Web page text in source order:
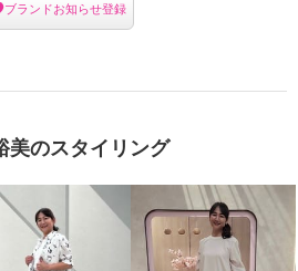
ブランドお知らせ登録
美のスタイリング